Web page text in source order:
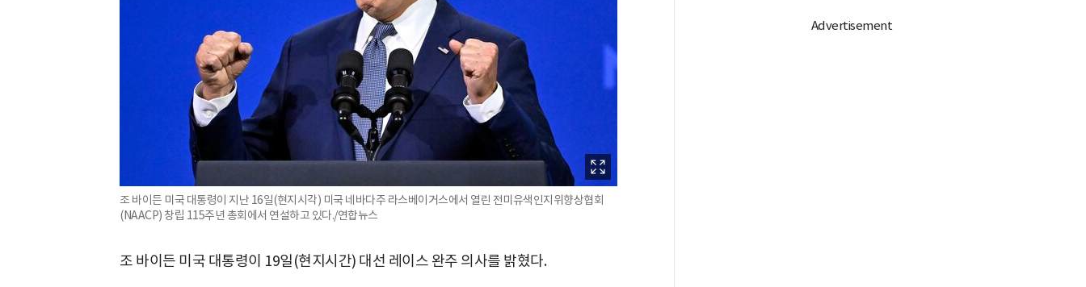
조 바이든 미국 대통령이 지난 16일(현지시각) 미국 네바다주 라스베이거스에서 열린 전미유색인지위향상협회
(NAACP) 창립 115주년 총회에서 연설하고 있다./연합뉴스
조 바이든 미국 대통령이 19일(현지시간) 대선 레이스 완주 의사를 밝혔다.